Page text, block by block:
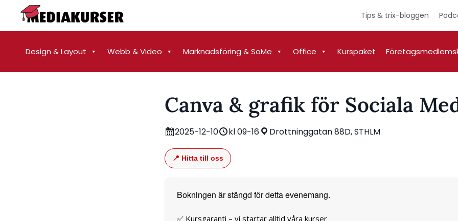
Tips & trix-bloggen
Design & Layout Webb & Video Marknadsföring & SoMe Office Kurspaket
Canva & grafik för Sociala
2025-12-10 kl 09-16 Drottninggatan 88D, STHLM
📍 Hitta till oss
Bokningen är stängd för detta evenemang.
✅ Kursgaranti – vi startar alltid våra kurser